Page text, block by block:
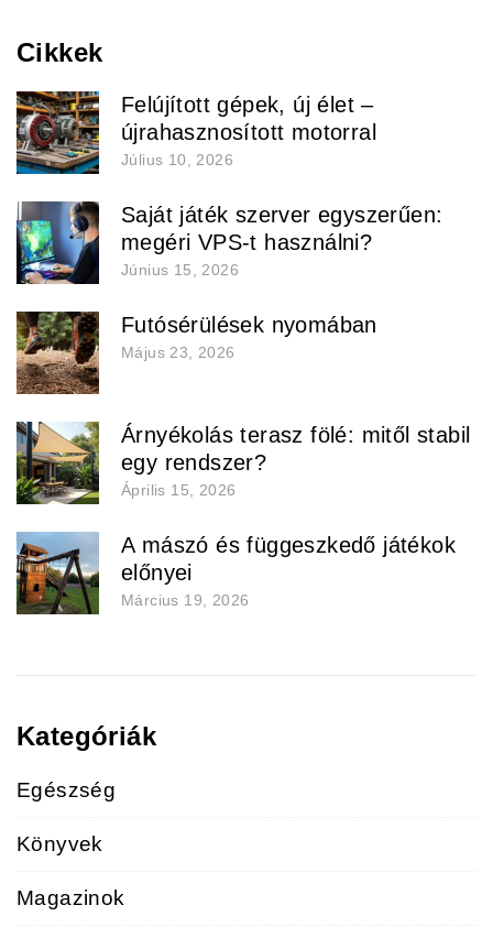
Cikkek
Július 10, 2026
Felújított gépek, új élet –
újrahasznosított motorral
Június 15, 2026
Saját játék szerver egyszerűen:
megéri VPS-t használni?
Május 23, 2026
Futósérülések nyomában
Április 15, 2026
Árnyékolás terasz fölé: mitől stabil
egy rendszer?
Március 19, 2026
A mászó és függeszkedő játékok
előnyei
Kategóriák
Egészség
Könyvek
Magazinok